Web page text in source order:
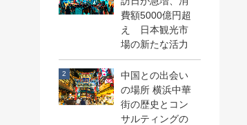
費額5000億円超
え 日本観光市
場の新たな活力
中国との出会い
の場所 横浜中華
街の歴史とコン
サルティングの